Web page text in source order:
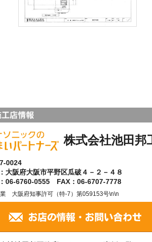
株式会社池田邦
0024
大阪府大阪市平野区瓜破４－２－４８
06-6760-0555 FAX：06-6707-7778
大阪府知事許可（特-7）第059153号\n\n